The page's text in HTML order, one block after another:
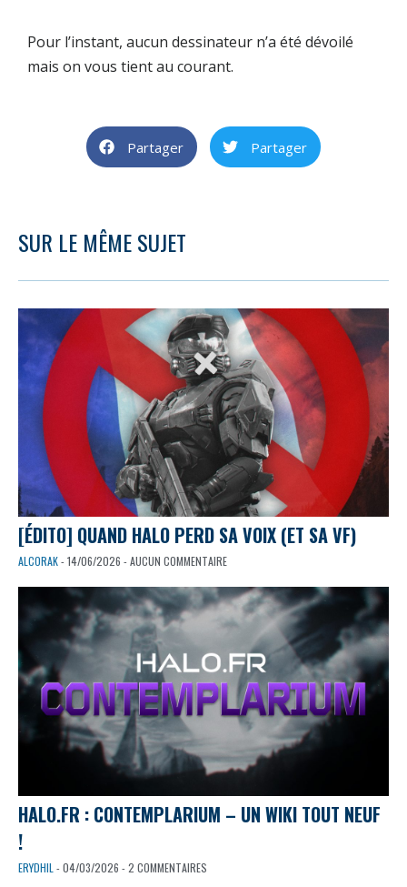
Pour l’instant, aucun dessinateur n’a été dévoilé
mais on vous tient au courant.
Partager Partager
SUR LE MÊME SUJET
[ÉDITO] QUAND HALO PERD SA VOIX (ET SA VF)
ALCORAK- 14/06/2026 - AUCUN COMMENTAIRE
HALO.FR : CONTEMPLARIUM – UN WIKI TOUT NEUF
!
ERYDHIL - 04/03/2026 - 2 COMMENTAIRES